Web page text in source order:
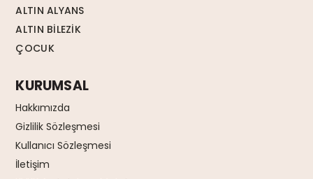
ALTIN ALYANS
ALTIN BİLEZİK
ÇOCUK
KURUMSAL
Hakkımızda
Gizlilik Sözleşmesi
Kullanıcı Sözleşmesi
İletişim